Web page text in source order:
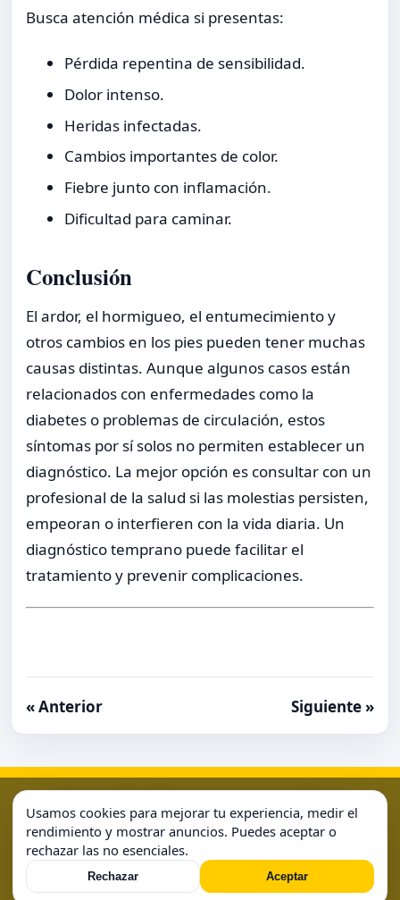
Busca atención médica si presentas:
Pérdida repentina de sensibilidad.
Dolor intenso.
Heridas infectadas.
Cambios importantes de color.
Fiebre junto con inflamación.
Dificultad para caminar.
Conclusión
El ardor, el hormigueo, el entumecimiento y
otros cambios en los pies pueden tener muchas
causas distintas. Aunque algunos casos están
relacionados con enfermedades como la
diabetes o problemas de circulación, estos
síntomas por sí solos no permiten establecer un
diagnóstico. La mejor opción es consultar con un
profesional de la salud si las molestias persisten,
empeoran o interfieren con la vida diaria. Un
diagnóstico temprano puede facilitar el
tratamiento y prevenir complicaciones.
« Anterior Siguiente »
Política de CookiesPolítica de PrivacidadSample Page
Sample Page
© 2026 . Todos los derechos reservados.
Usamos cookies para mejorar tu experiencia, medir el
rendimiento y mostrar anuncios. Puedes aceptar o
rechazar las no esenciales.
Rechazar Aceptar